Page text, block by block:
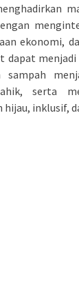
ekonomi,
dapat
sampah
serta
hijau, inklusif,